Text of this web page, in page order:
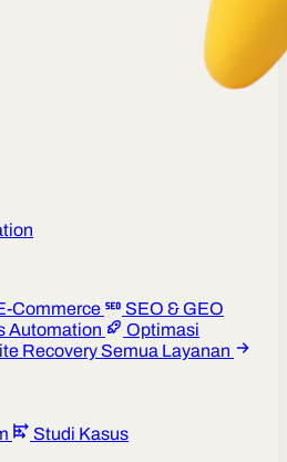
Commerce
SEO & GEO
Automation
Optimasi
Recovery Semua Layanan
Studi Kasus